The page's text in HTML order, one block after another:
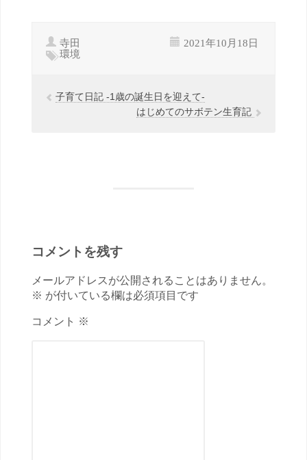
寺田 2021年10月18日
環境
子育て日記 -1歳の誕生日を迎えて-
はじめてのサボテン生育記
コメントを残す
メールアドレスが公開されることはありません。
※ が付いている欄は必須項目です
コメント ※